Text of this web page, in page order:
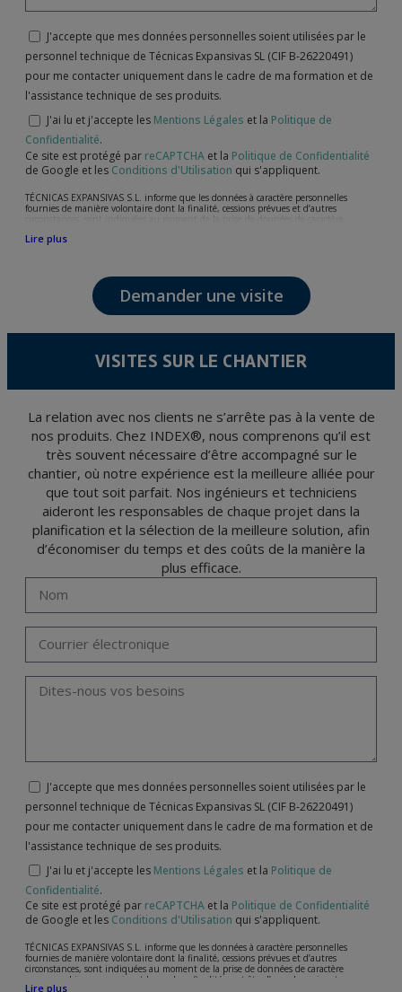
J'accepte que mes données personnelles soient utilisées par le
personnel technique de Técnicas Expansivas SL (CIF B-26220491)
pour me contacter uniquement dans le cadre de ma formation et de
l'assistance technique de ses produits.
J'ai lu et j'accepte les Mentions Légales et la Politique de
Confidentialité.
Ce site est protégé par reCAPTCHA et la Politique de Confidentialité
de Google et les Conditions d'Utilisation qui s'appliquent.
TÉCNICAS EXPANSIVAS S.L. informe que les données à caractère personnelles
fournies de manière volontaire dont la finalité, cessions prévues et d’autres
circonstances, sont indiquées au moment de la prise de données de caractère
l’attention de votre demande, litige ou requise, maintien de la relation établie, la
Les données de nos fichiers sont absolument confidentielles et seront traitées avec la
plus grande confidentialité et répondent à toutes les exigences prévues par la loi
15/1999 du 13 décembre sur la protection des données personnelles.
Il est recommandé de ne pas envoyer de données strictement personnelles,
la santé, ces donnée n'étant pas cryptées.
et d'opposition en vertu des dispositions au Règlement Général sur la Protection des
votre pièce d’identité, à P.I. La Portalada II | c/ Segador 13, 26006 | Logroño (La
Rioja).
Lire plus
Demander une visite
VISITES SUR LE CHANTIER
La relation avec nos clients ne s’arrête pas à la vente de
nos produits. Chez INDEX®, nous comprenons qu’il est
très souvent nécessaire d’être accompagné sur le
chantier, où notre expérience est la meilleure alliée pour
que tout soit parfait. Nos ingénieurs et techniciens
aideront les responsables de chaque projet dans la
planification et la sélection de la meilleure solution, afin
d’économiser du temps et des coûts de la manière la
plus efficace.
J'accepte que mes données personnelles soient utilisées par le
personnel technique de Técnicas Expansivas SL (CIF B-26220491)
pour me contacter uniquement dans le cadre de ma formation et de
l'assistance technique de ses produits.
J'ai lu et j'accepte les Mentions Légales et la Politique de
Confidentialité.
Ce site est protégé par reCAPTCHA et la Politique de Confidentialité
de Google et les Conditions d'Utilisation qui s'appliquent.
TÉCNICAS EXPANSIVAS S.L. informe que les données à caractère personnelles
fournies de manière volontaire dont la finalité, cessions prévues et d’autres
circonstances, sont indiquées au moment de la prise de données de caractère
personne, bien que, suivant le cas, leur finalité peut être l’une des suivantes,
Lire plus